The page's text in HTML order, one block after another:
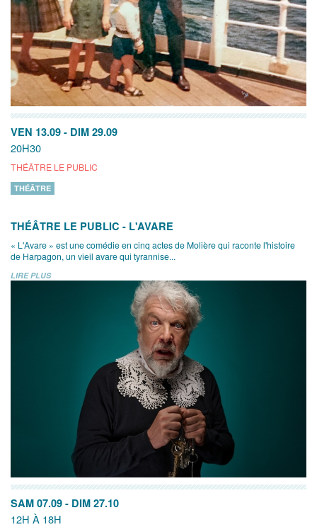
VEN 13.09 - DIM 29.09
20H30
THÉÂTRE LE PUBLIC
THÉÂTRE
THÉÂTRE LE PUBLIC - L'AVARE
« L'Avare » est une comédie en cinq actes de Molière qui raconte l'histoire
de Harpagon, un vieil avare qui tyrannise...
LIRE PLUS
SAM 07.09 - DIM 27.10
12H À 18H